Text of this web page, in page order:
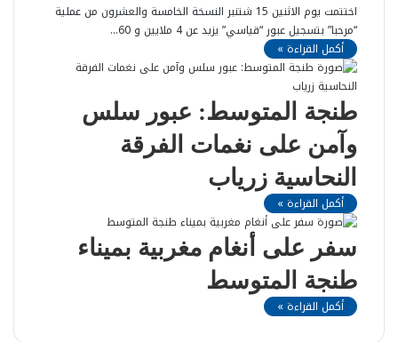
اختتمت يوم الاثنين 15 شتنبر النسخة الخامسة والعشرون من عملية
“مرحبا” بتسجيل عبور “قياسي” يزيد عن 4 ملايين و 60…
أكمل القراءة »
طنجة المتوسط: عبور سلس
وآمن على نغمات الفرقة
النحاسية زرياب
أكمل القراءة »
سفر على أنغام مغربية بميناء
طنجة المتوسط
أكمل القراءة »